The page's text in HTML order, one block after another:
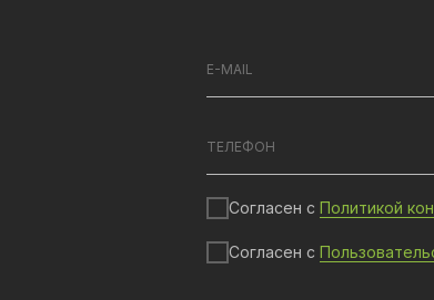
Согласен с Политикой
Согласен с